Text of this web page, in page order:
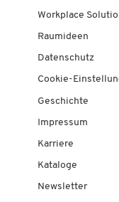
Workplace
Raumideen
Datenschutz
Cookie-
Geschichte
Impressum
Karriere
Kataloge
Newsletter